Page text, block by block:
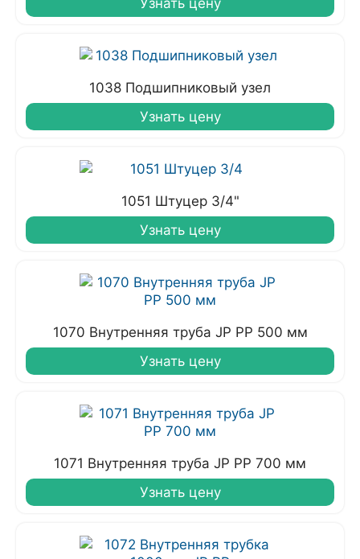
Узнать цену
1038 Подшипниковый узел
Узнать цену
1051 Штуцер 3/4"
Узнать цену
1070 Внутренняя труба JP PP 500 мм
Узнать цену
1071 Внутренняя труба JP PP 700 мм
Узнать цену